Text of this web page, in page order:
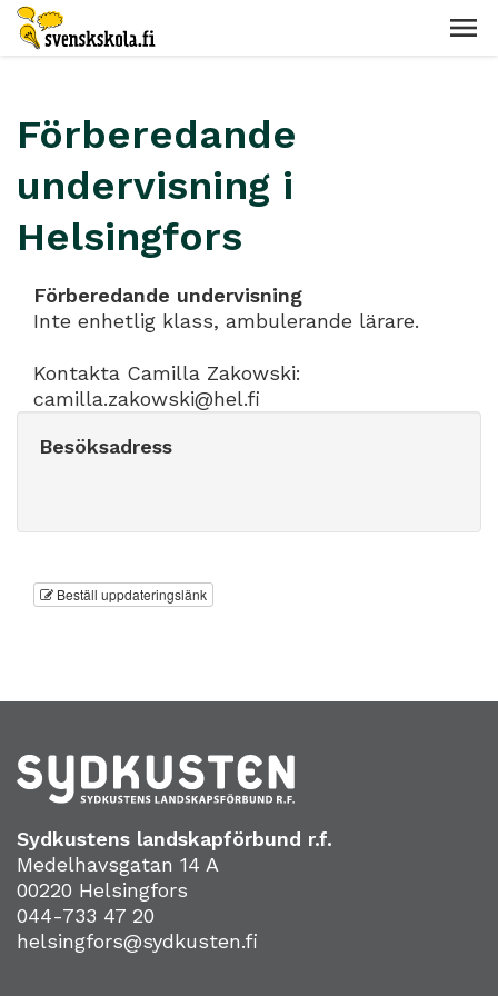
Förberedande
undervisning i
Helsingfors
Förberedande undervisning
Inte enhetlig klass, ambulerande lärare.
Kontakta Camilla Zakowski:
camilla.zakowski@hel.fi
Besöksadress
Beställ uppdateringslänk
Sydkustens landskapförbund r.f.
Medelhavsgatan 14 A
00220 Helsingfors
044-733 47 20
helsingfors@sydkusten.fi